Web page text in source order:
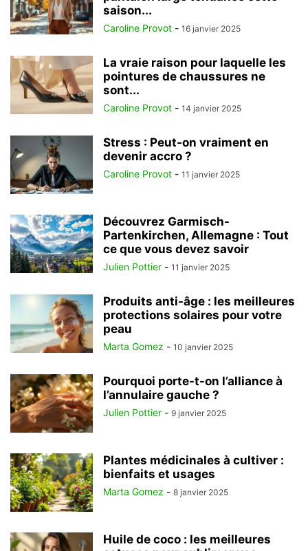
saison...
Caroline Provot - 16 janvier 2025
La vraie raison pour laquelle les
pointures de chaussures ne
sont...
Caroline Provot - 14 janvier 2025
Stress : Peut-on vraiment en
devenir accro ?
Caroline Provot - 11 janvier 2025
Découvrez Garmisch-
Partenkirchen, Allemagne : Tout
ce que vous devez savoir
Julien Pottier - 11 janvier 2025
Produits anti-âge : les meilleures
protections solaires pour votre
peau
Marta Gomez - 10 janvier 2025
Pourquoi porte-t-on l’alliance à
l’annulaire gauche ?
Julien Pottier - 9 janvier 2025
Plantes médicinales à cultiver :
bienfaits et usages
Marta Gomez - 8 janvier 2025
Huile de coco : les meilleures